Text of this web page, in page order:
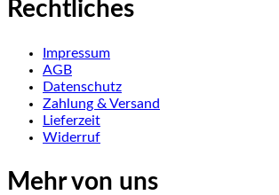
Rechtliches
Impressum
AGB
Datenschutz
Zahlung & Versand
Lieferzeit
Widerruf
Mehr von uns